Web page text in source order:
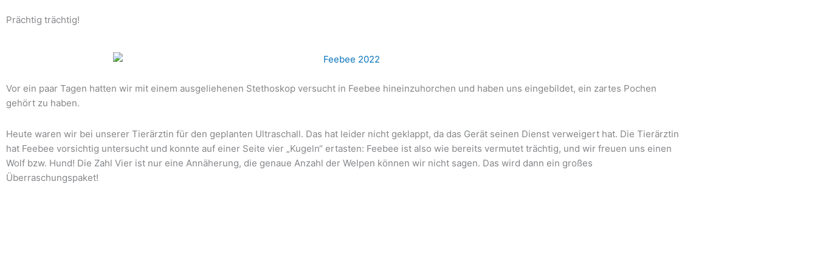
Prächtig trächtig!
Vor ein paar Tagen hatten wir mit einem ausgeliehenen Stethoskop versucht in Feebee hineinzuhorchen und haben uns eingebildet, ein zartes Pochen
gehört zu haben.
Heute waren wir bei unserer Tierärztin für den geplanten Ultraschall. Das hat leider nicht geklappt, da das Gerät seinen Dienst verweigert hat. Die Tierärztin
hat Feebee vorsichtig untersucht und konnte auf einer Seite vier „Kugeln“ ertasten: Feebee ist also wie bereits vermutet trächtig, und wir freuen uns einen
Wolf bzw. Hund! Die Zahl Vier ist nur eine Annäherung, die genaue Anzahl der Welpen können wir nicht sagen. Das wird dann ein großes
Überraschungspaket!